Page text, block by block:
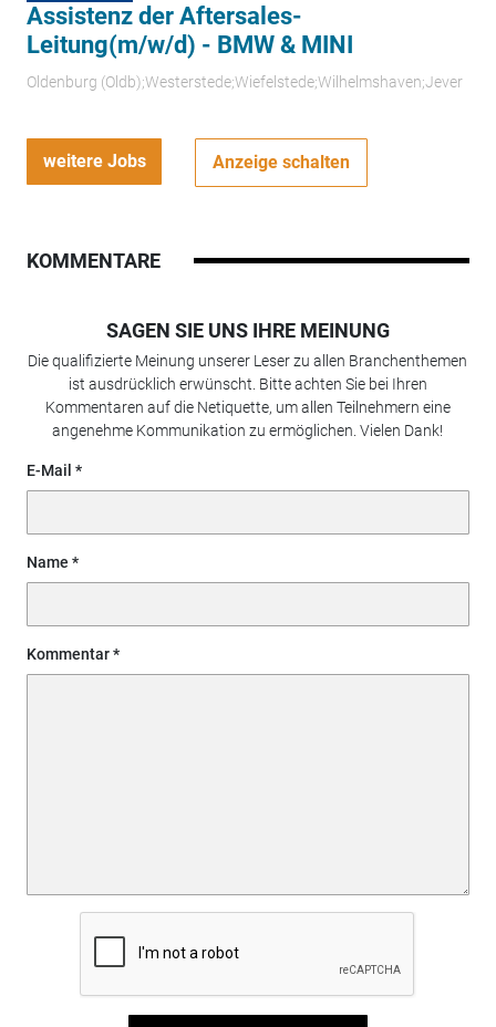
Assistenz der Aftersales-
Leitung(m/w/d) - BMW & MINI
Oldenburg (Oldb);Westerstede;Wiefelstede;Wilhelmshaven;Jever
weitere Jobs Anzeige schalten
KOMMENTARE
SAGEN SIE UNS IHRE MEINUNG
Die qualifizierte Meinung unserer Leser zu allen Branchenthemen
ist ausdrücklich erwünscht. Bitte achten Sie bei Ihren
Kommentaren auf die Netiquette, um allen Teilnehmern eine
angenehme Kommunikation zu ermöglichen. Vielen Dank!
E-Mail
Name
Kommentar